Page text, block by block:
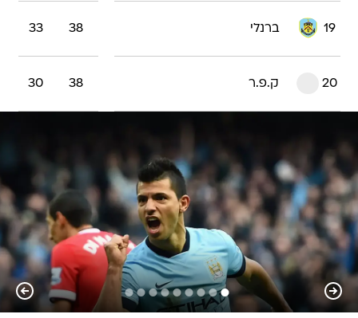
19 ברנלי 38
33
20 ק.פ.ר 38
30